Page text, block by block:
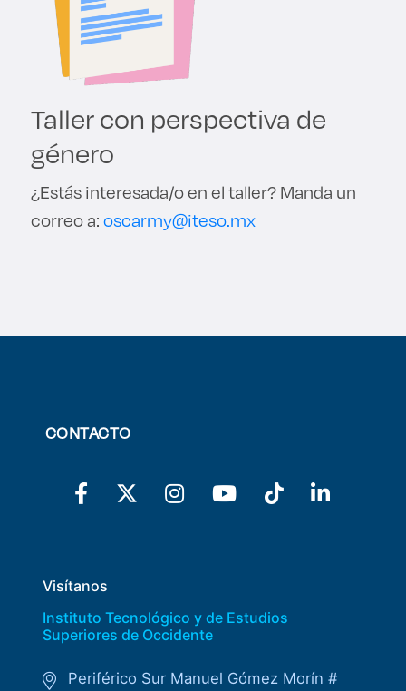
Taller con perspectiva de
género
¿Estás interesada/o en el taller? Manda un
correo a:oscarmy@iteso.mx
CONTACTO
Visítanos
Instituto Tecnológico y de Estudios
Superiores de Occidente
Periférico Sur Manuel Gómez Morín #